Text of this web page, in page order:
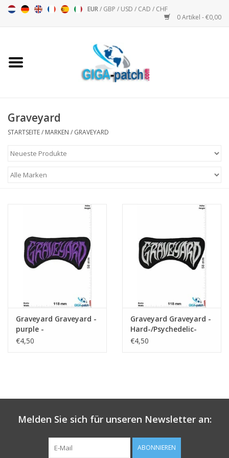
EUR/ GBP / USD / CAD / CHF
0 Artikel - €0,00
Motorsport - Sport
Schlüsselanhänger
Graveyard
STARTSEITE/ MARKEN / GRAVEYARD
Graveyard Graveyard -
purple -
Hard-/Psychedelic-
€4,50
Graveyard Graveyard -
Hard-/Psychedelic-
Rock-Band
€4,50
Melden Sie sich für unseren Newsletter an:
ABONNIEREN